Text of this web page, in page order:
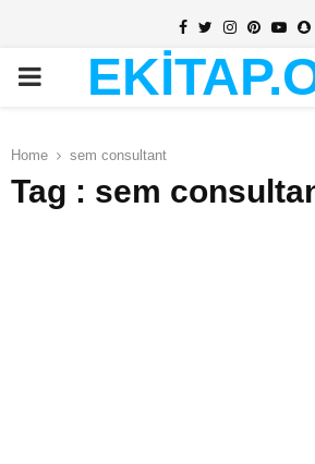
Facebook
TwitterInstagram
Pinterest
PRIMARY
Home sem consultant
Tag : sem